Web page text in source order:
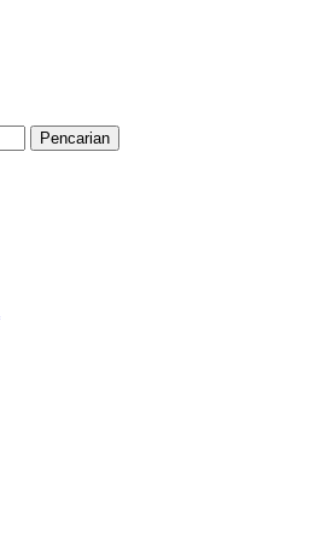
Pencarian